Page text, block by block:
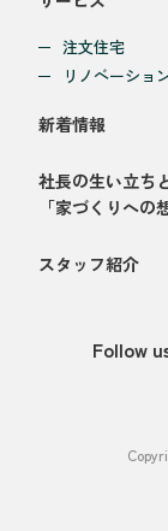
注文住宅
リノベーショ
新着情報
社長の生い立ち
「家づくりへの
スタッフ紹介
Follow